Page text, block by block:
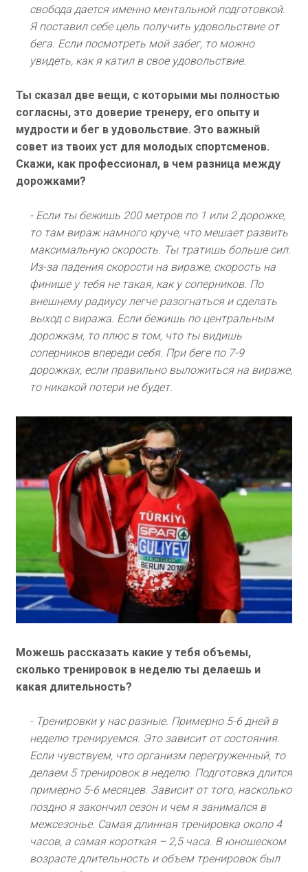
свобода дается именно ментальной подготовкой.
Я поставил себе цель получить удовольствие от
бега. Если посмотреть мой забег, то можно
увидеть, как я катил в свое удовольствие.
Ты сказал две вещи, с которыми мы полностью
согласны, это доверие тренеру, его опыту и
мудрости и бег в удовольствие. Это важный
совет из твоих уст для молодых спортсменов.
Скажи, как профессионал, в чем разница между
дорожками?
- Если ты бежишь 200 метров по 1 или 2 дорожке,
то там вираж намного круче, что мешает развить
максимальную скорость. Ты тратишь больше сил.
Из-за падения скорости на вираже, скорость на
финише у тебя не такая, как у соперников. По
внешнему радиусу легче разогнаться и сделать
выход с виража. Если бежишь по центральным
дорожкам, то плюс в том, что ты видишь
соперников впереди себя. При беге по 7-9
дорожках, если правильно выложиться на вираже,
то никакой потери не будет.
Можешь рассказать какие у тебя объемы,
сколько тренировок в неделю ты делаешь и
какая длительность?
- Тренировки у нас разные. Примерно 5-6 дней в
неделю тренируемся. Это зависит от состояния.
Если чувствуем, что организм перегруженный, то
делаем 5 тренировок в неделю. Подготовка длится
примерно 5-6 месяцев. Зависит от того, насколько
поздно я закончил сезон и чем я занимался в
межсезонье. Самая длинная тренировка около 4
часов, а самая короткая – 2,5 часа. В юношеском
возрасте длительность и объем тренировок был